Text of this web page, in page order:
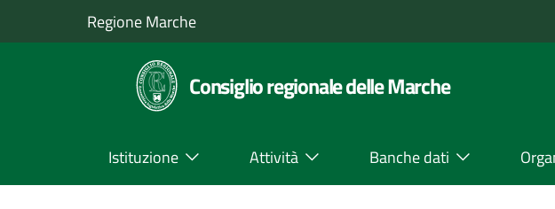
Regione Marche
Consiglio regionale delle Marche
Istituzione Attività Banche dati